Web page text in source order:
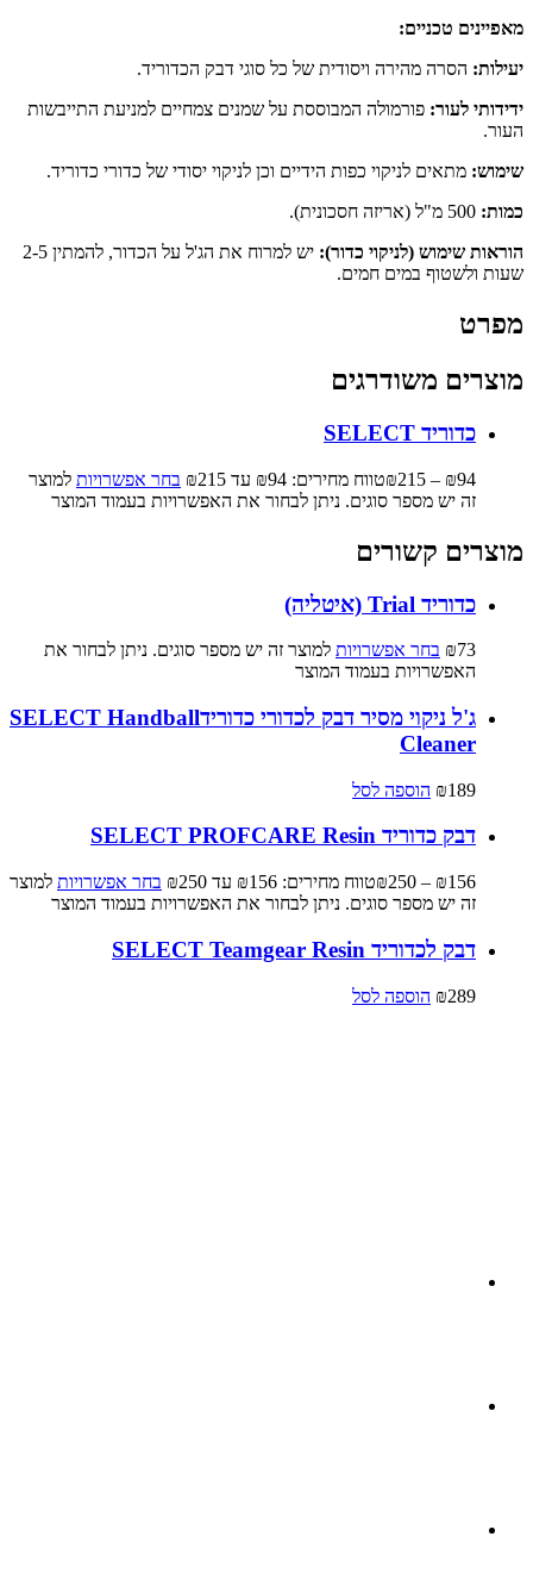
מאפיינים טכניים:
יעילות: הסרה מהירה ויסודית של כל סוגי דבק הכדוריד.
ידידותי לעור: פורמולה המבוססת על שמנים צמחיים למניעת התייבשות
העור.
שימוש: מתאים לניקוי כפות הידיים וכן לניקוי יסודי של כדורי כדוריד.
כמות:
הוראות שימוש (לניקוי כדור):
יש למרוח את הג'ל על הכדור, להמתין 2-5
שעות ולשטוף במים חמים.
מפרט
מוצרים משודרגים
כדוריד SELECT
₪94
–
₪215 טווח מחירים: ⁦₪94⁩ עד ⁦₪215⁩ בחר אפשרויות למוצר
זה יש מספר סוגים. ניתן לבחור את האפשרויות בעמוד המוצר
מוצרים קשורים
כדוריד Trial (איטליה)
₪73 בחר אפשרויות למוצר זה יש מספר סוגים. ניתן לבחור את
האפשרויות בעמוד המוצר
ג'ל ניקוי מסיר דבק לכדורי כדורידSELECT Handball
Cleaner
₪189 הוספה לסל
דבק כדוריד SELECT PROFCARE Resin
₪156
–
₪250 טווח מחירים: ⁦₪156⁩ עד ⁦₪250⁩ בחר אפשרויות למוצר
זה יש מספר סוגים. ניתן לבחור את האפשרויות בעמוד המוצר
דבק לכדוריד SELECT Teamgear Resin
₪289 הוספה לסל